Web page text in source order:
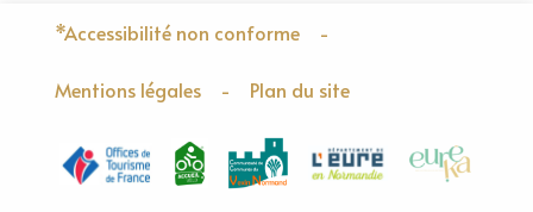
*Accessibilité non conforme -
Mentions légales - Plan du site